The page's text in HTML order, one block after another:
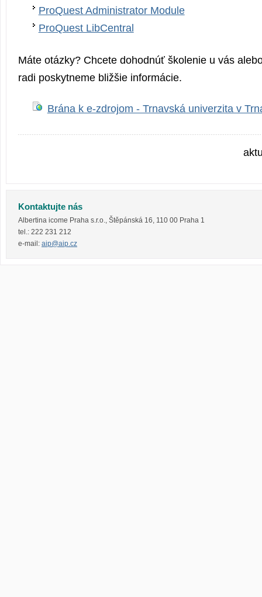
ProQuest Administrator Module
ProQuest LibCentral
Máte otázky? Chcete dohodnúť školenie u vás
radi poskytneme bližšie informácie.
Brána k e-zdrojom - Trnavská univerzita v
Kontaktujte nás
Albertina icome Praha s.r.o., Štěpánská 16, 110 00 Praha 1
tel.: 222 231 212
e-mail: aip@aip.cz